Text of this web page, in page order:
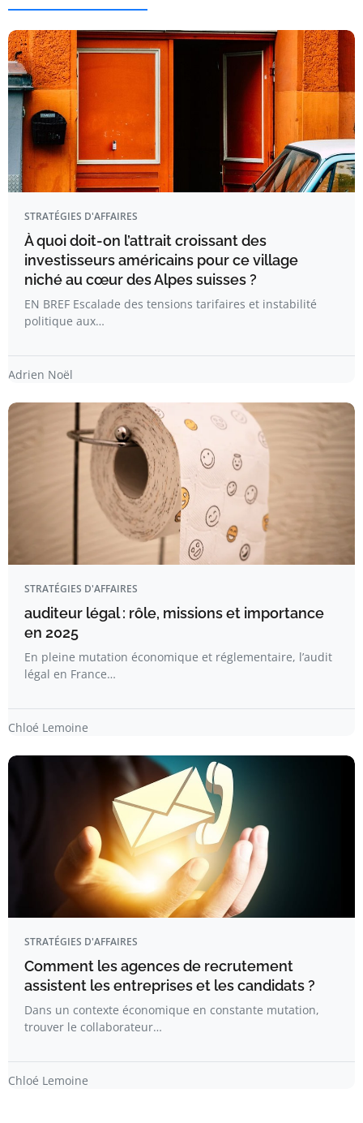
STRATÉGIES D'AFFAIRES
À quoi doit-on l’attrait croissant des
investisseurs américains pour ce village
niché au cœur des Alpes suisses ?
EN BREF Escalade des tensions tarifaires et instabilité
politique aux…
Adrien Noël
STRATÉGIES D'AFFAIRES
auditeur légal : rôle, missions et importance
en 2025
En pleine mutation économique et réglementaire, l’audit
légal en France…
Chloé Lemoine
STRATÉGIES D'AFFAIRES
Comment les agences de recrutement
assistent les entreprises et les candidats ?
Dans un contexte économique en constante mutation,
trouver le collaborateur…
Chloé Lemoine